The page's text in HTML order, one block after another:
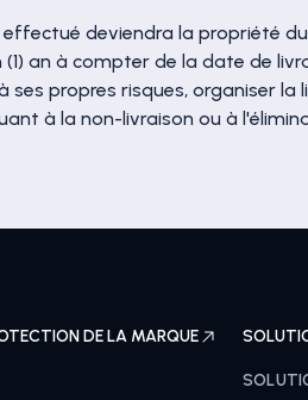
deviendra la propriété
(1) an à compter de la date de
ses propres risques, organiser
à la non-livraison ou à
DE LA MARQUE